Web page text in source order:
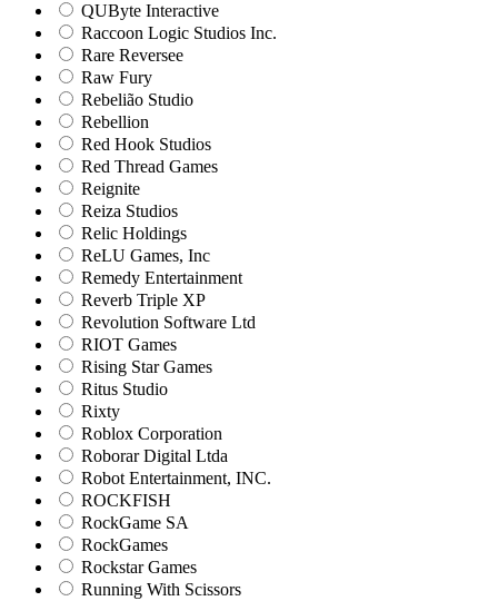
QUByte Interactive
Raccoon Logic Studios Inc.
Rare Reversee
Raw Fury
Rebelião Studio
Rebellion
Red Hook Studios
Red Thread Games
Reignite
Reiza Studios
Relic Holdings
ReLU Games, Inc
Remedy Entertainment
Reverb Triple XP
Revolution Software Ltd
RIOT Games
Rising Star Games
Ritus Studio
Rixty
Roblox Corporation
Roborar Digital Ltda
Robot Entertainment, INC.
ROCKFISH
RockGame SA
RockGames
Rockstar Games
Running With Scissors